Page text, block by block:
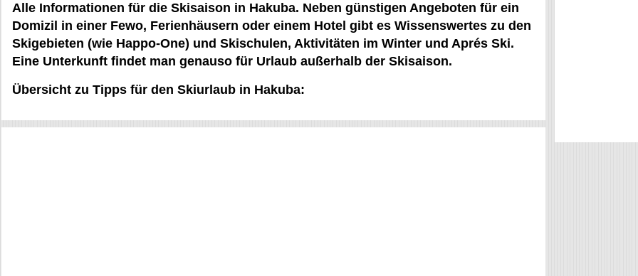
Alle Informationen für die Skisaison in Hakuba. Neben günstigen Angeboten für ein
Domizil in einer Fewo, Ferienhäusern oder einem Hotel gibt es Wissenswertes zu den
Skigebieten (wie Happo-One) und Skischulen, Aktivitäten im Winter und Aprés Ski.
Eine Unterkunft findet man genauso für Urlaub außerhalb der Skisaison.
Übersicht zu Tipps für den Skiurlaub in Hakuba: